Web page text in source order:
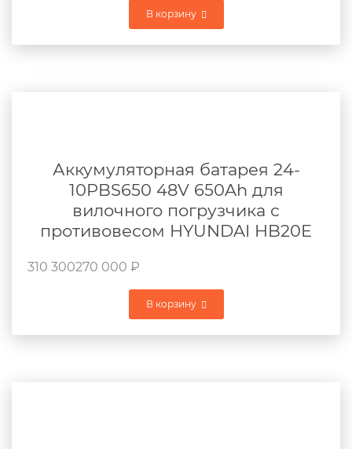
В корзину
Аккумуляторная батарея 24-
10PBS650 48V 650Ah для
вилочного погрузчика с
противовесом HYUNDAI HB20E
310 300270 000 ₽
В корзину